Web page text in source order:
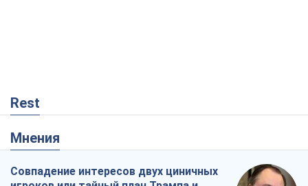
Rest
Мнения
Совпадение интересов двух циничных